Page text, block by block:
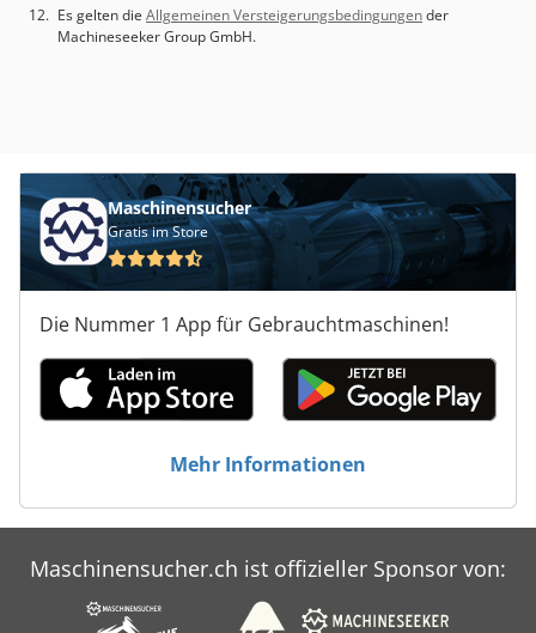
Es gelten die Allgemeinen Versteigerungsbedingungender
Machineseeker Group GmbH.
Maschinensucher
Gratis im Store
Die Nummer 1 App für Gebrauchtmaschinen!
Mehr Informationen
Maschinensucher.ch ist offizieller Sponsor von: